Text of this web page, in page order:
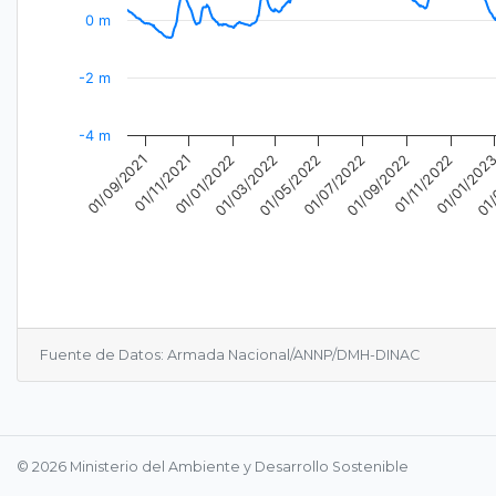
01/09/202101/11/202101/01/202201/03/202201/05/202201/07/202201/09/202201/11/2022
01/01/
-4 m
-2 m
0 m
Fuente de Datos: Armada Nacional/ANNP/DMH-DINAC
© 2026 Ministerio del Ambiente y Desarrollo Sostenible